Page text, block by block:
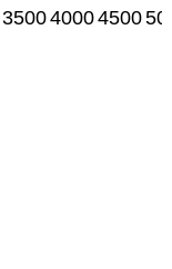
350040004500